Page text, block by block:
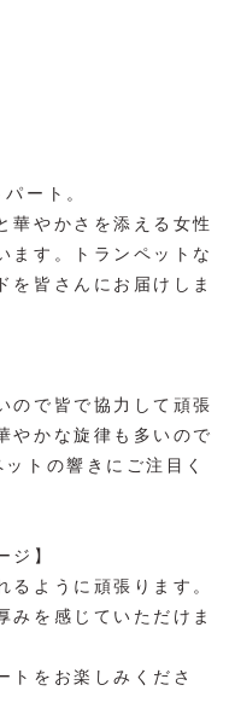
ート。
華やかさを添える女性
ます。トランペットな
を皆さんにお届けしま
ので皆で協力して頑張
やかな旋律も多いので
トの響きにご注目く
ジ】
るように頑張ります。
みを感じていただけま
トをお楽しみくださ